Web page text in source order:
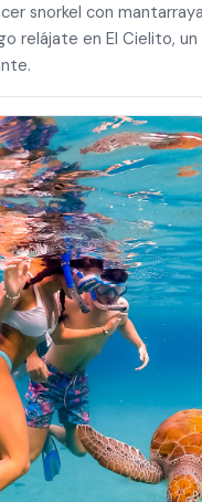
snorkel con
relájate en El Cielito,